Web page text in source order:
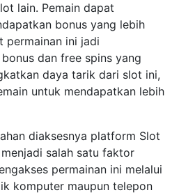
lain. Pemain dapat
bonus yang lebih
permainan ini jadi
dan free spins yang
daya tarik dari slot ini,
untuk mendapatkan lebih
diaksesnya platform Slot
salah satu faktor
permainan ini melalui
komputer maupun telepon